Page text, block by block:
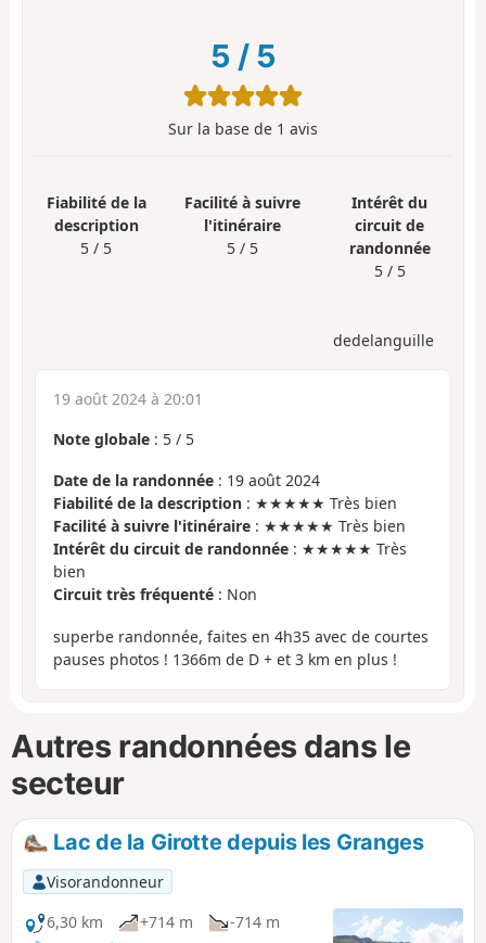
5 / 5
Sur la base de 1 avis
Fiabilité de la
description
5 / 5
Facilité à suivre
l'itinéraire
5 / 5
Intérêt du
circuit de
randonnée
5 / 5
dedelanguille
19 août 2024 à 20:01
Note globale : 5 / 5
Date de la randonnée : 19 août 2024
Fiabilité de la description : ★★★★★ Très bien
Facilité à suivre l'itinéraire : ★★★★★ Très bien
Intérêt du circuit de randonnée : ★★★★★ Très
bien
Circuit très fréquenté : Non
superbe randonnée, faites en 4h35 avec de courtes
pauses photos ! 1366m de D + et 3 km en plus !
Autres randonnées dans le
secteur
Lac de la Girotte depuis les Granges
Visorandonneur
6,30 km
+714 m
-714 m